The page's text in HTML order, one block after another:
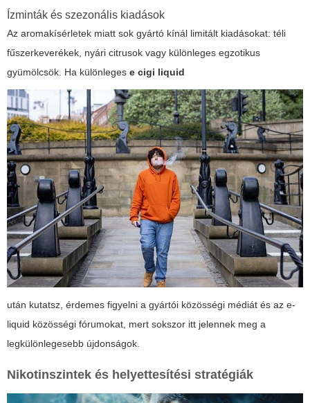
Ízminták és szezonális kiadások
Az aromakísérletek miatt sok gyártó kínál limitált kiadásokat: téli
fűszerkeverékek, nyári citrusok vagy különleges egzotikus
gyümölcsök. Ha különleges e cigi liquid
után kutatsz, érdemes figyelni a gyártói közösségi médiát és az e-
liquid közösségi fórumokat, mert sokszor itt jelennek meg a
legkülönlegesebb újdonságok.
Nikotinszintek és helyettesítési stratégiák